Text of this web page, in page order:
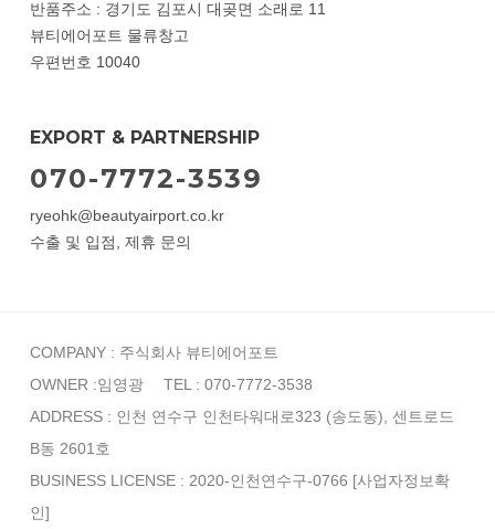
반품주소 : 경기도 김포시 대곶면 소래로 11
뷰티에어포트 물류창고
우편번호 10040
EXPORT & PARTNERSHIP
070-7772-3539
ryeohk@beautyairport.co.kr
수출 및 입점, 제휴 문의
COMPANY : 주식회사 뷰티에어포트
OWNER :임영광
TEL : 070-7772-3538
ADDRESS : 인천 연수구 인천타워대로323 (송도동), 센트로드
B동 2601호
BUSINESS LICENSE : 2020-인천연수구-0766 [사업자정보확
인]